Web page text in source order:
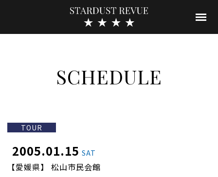
SCHEDULE
TOUR
2005.01.15 SAT
【愛媛県】 松山市民会館